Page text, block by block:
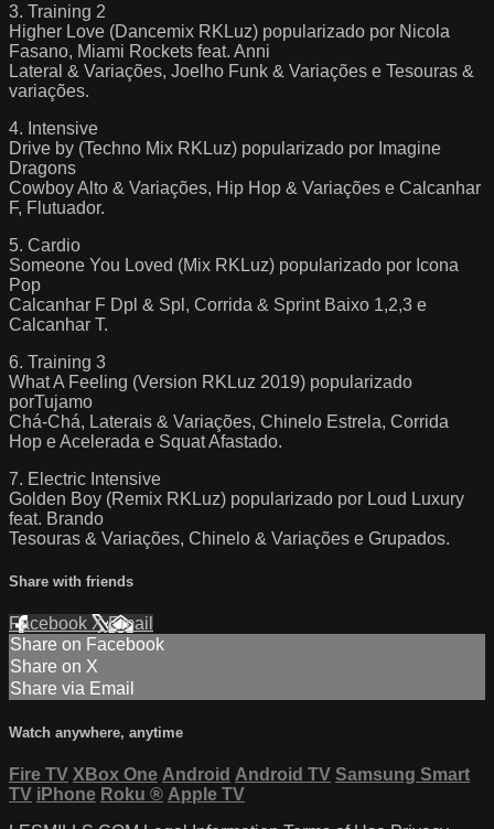
3. Training 2
Higher Love (Dancemix RKLuz) popularizado por Nicola
Fasano, Miami Rockets feat. Anni
Lateral & Variações, Joelho Funk & Variações e Tesouras &
variações.
4. Intensive
Drive by (Techno Mix RKLuz) popularizado por Imagine
Dragons
Cowboy Alto & Variações, Hip Hop & Variações e Calcanhar
F, Flutuador.
5. Cardio
Someone You Loved (Mix RKLuz) popularizado por Icona
Pop
Calcanhar F Dpl & Spl, Corrida & Sprint Baixo 1,2,3 e
Calcanhar T.
6. Training 3
What A Feeling (Version RKLuz 2019) popularizado
porTujamo
Chá-Chá, Laterais & Variações, Chinelo Estrela, Corrida
Hop e Acelerada e Squat Afastado.
7. Electric Intensive
Golden Boy (Remix RKLuz) popularizado por Loud Luxury
feat. Brando
Tesouras & Variações, Chinelo & Variações e Grupados.
Share with friends
Facebook XEmail
Share on Facebook
Share on X
Share via Email
Watch anywhere, anytime
Fire TV XBox One Android Android TV Samsung Smart
TV iPhone Roku ® Apple TV